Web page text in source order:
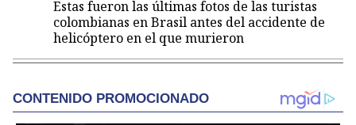
Estas fueron las últimas fotos de las turistas
colombianas en Brasil antes del accidente de
helicóptero en el que murieron